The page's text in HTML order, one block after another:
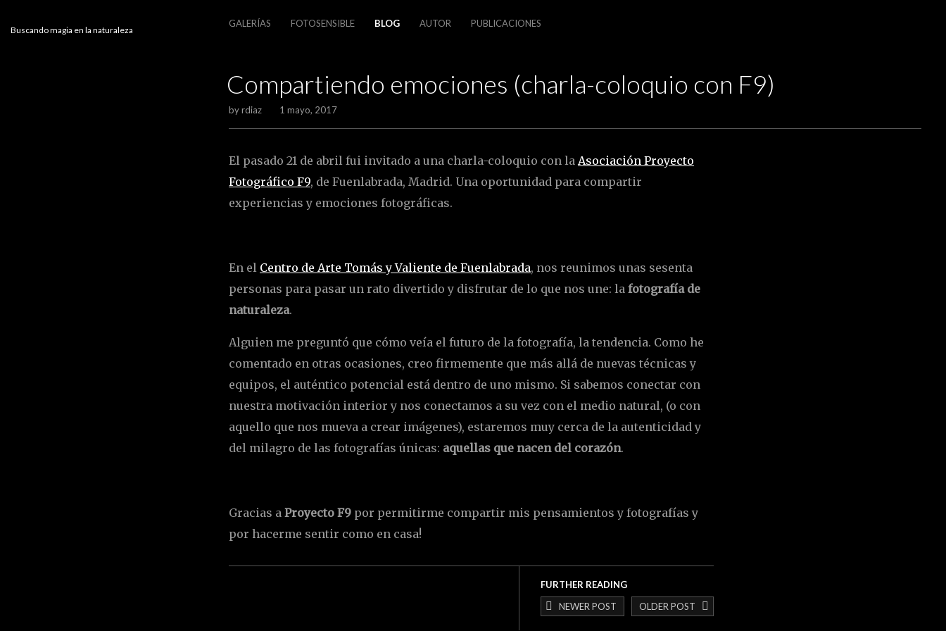
Buscando magia en la naturaleza
GALERÍAS FOTOSENSIBLE BLOG AUTOR PUBLICACIONES
EMOCIONES
COLOQUIO CON
F9)
Compartiendo emociones (charla-coloquio con F9)
byrdiaz 1 mayo, 2017
El pasado 21 de abril fui invitado a una charla-coloquio con la Asociación Proyecto
Fotográfico F9, de Fuenlabrada, Madrid. Una oportunidad para compartir
experiencias y emociones fotográficas.
En el Centro de Arte Tomás y Valiente de Fuenlabrada, nos reunimos unas sesenta
personas para pasar un rato divertido y disfrutar de lo que nos une: la fotografía de
naturaleza.
Alguien me preguntó que cómo veía el futuro de la fotografía, la tendencia. Como he
comentado en otras ocasiones, creo firmemente que más allá de nuevas técnicas y
equipos, el auténtico potencial está dentro de uno mismo. Si sabemos conectar con
nuestra motivación interior y nos conectamos a su vez con el medio natural, (o con
aquello que nos mueva a crear imágenes), estaremos muy cerca de la autenticidad y
del milagro de las fotografías únicas: aquellas que nacen del corazón.
Gracias a Proyecto F9 por permitirme compartir mis pensamientos y fotografías y
por hacerme sentir como en casa!
FURTHER READING
OLDER POST
NEWER POST